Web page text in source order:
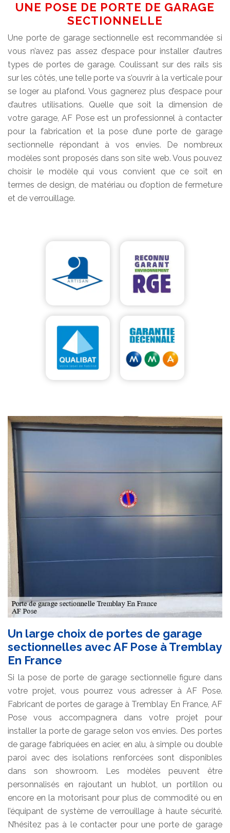
UNE POSE DE PORTE DE GARAGE
SECTIONNELLE
Une porte de garage sectionnelle est recommandée si
vous n’avez pas assez d’espace pour installer d’autres
types de portes de garage. Coulissant sur des rails sis
sur les côtés, une telle porte va s’ouvrir à la verticale pour
se loger au plafond. Vous gagnerez plus d’espace pour
d’autres utilisations. Quelle que soit la dimension de
votre garage, AF Pose est un professionnel à contacter
pour la fabrication et la pose d’une porte de garage
sectionnelle répondant à vos envies. De nombreux
modèles sont proposés dans son site web. Vous pouvez
choisir le modèle qui vous convient que ce soit en
termes de design, de matériau ou d’option de fermeture
et de verrouillage.
Un large choix de portes de garage
sectionnelles avec AF Pose à Tremblay
En France
Si la pose de porte de garage sectionnelle figure dans
votre projet, vous pourrez vous adresser à AF Pose.
Fabricant de portes de garage à Tremblay En France, AF
Pose vous accompagnera dans votre projet pour
installer la porte de garage selon vos envies. Des portes
de garage fabriquées en acier, en alu, à simple ou double
paroi avec des isolations renforcées sont disponibles
dans son showroom. Les modèles peuvent être
personnalisés en rajoutant un hublot, un portillon ou
encore en la motorisant pour plus de commodité ou en
l’équipant de système de verrouillage à haute sécurité.
N’hésitez pas à le contacter pour une porte de garage